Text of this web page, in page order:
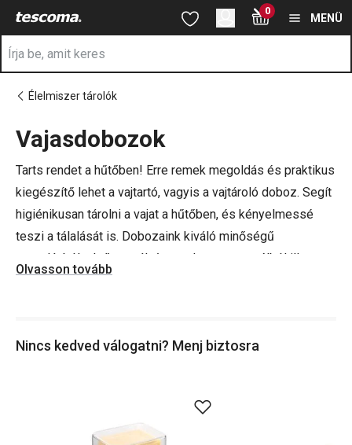
Ugrás a fő tartalomhoz
Ugrás a kereséshez
Ugrás a navigációhoz 0
MENÜ
Élelmiszer tárolók
Vajasdobozok
Tarts rendet a hűtőben! Erre remek megoldás és praktikus
kiegészítő lehet a vajtartó, vagyis a vajtároló doboz. Segít
higiénikusan tárolni a vajat a hűtőben, és kényelmessé
teszi a tálalását is. Dobozaink kiváló minőségű
porcelánból, első osztályú rozsdamentes acélból illetve
olyan prémium minőségű műanyagból készülnek, amelyet
nemcsak rendezetten tárolhatod az ételeket, de
biztonságosan elkerülheted a kártevők által okozott
Olvasson tovább
Nincs kedved válogatni? Menj biztosra